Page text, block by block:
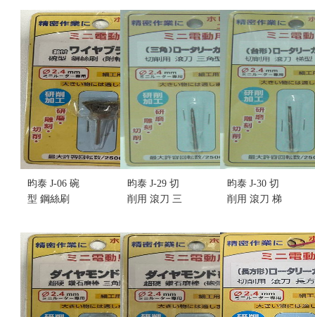
J-17 超硬 鑽
石磨棒 三角
形 (細) (不挑
盒況)
售價:0
挑盒況)
售價:55
售價:55
昀泰 J-06 碗
型 鋼絲刷
盒況)
售價:70
昀泰 J-29 切
削用 滾刀 三
挑盒況)
售價:70
昀泰 J-30 切
削用 滾刀 梯
況)
售價:70